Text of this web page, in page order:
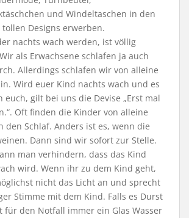
und Windeltaschen in den
Designs erwerben.
nachts wach werden, ist völlig
als Erwachsene schlafen ja auch
Allerdings schlafen wir von alleine
Wird euer Kind nachts wach und es
euch, gilt bei uns die Devise „Erst mal
Oft finden die Kinder von alleine
den Schlaf. Anders ist es, wenn die
Dann sind wir sofort zur Stelle.
man verhindern, dass das Kind
wird. Wenn ihr zu dem Kind geht,
nicht das Licht an und sprecht
Stimme mit dem Kind. Falls es Durst
für den Notfall immer ein Glas Wasser